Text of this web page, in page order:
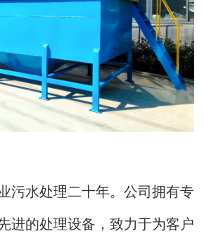
污水处理二十年。公司拥有专
进的处理设备，致力于为客户